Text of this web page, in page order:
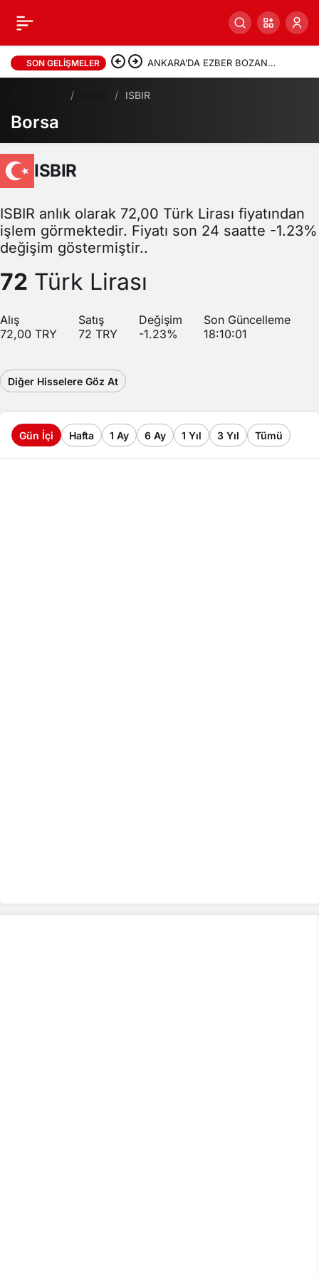
SON GELIŞMELER ANKARA’DA EZBER BOZAN
TEOPOLİTİK ANALİZ: “ÇİN-
ISBIR
Borsa
ISBIR
ISBIR anlık olarak 72,00 Türk Lirası fiyatından
işlem görmektedir. Fiyatı son 24 saatte -1.23%
değişim göstermiştir..
72 Türk Lirası
Alış
72,00 TRY
Satış
72 TRY
Değişim
-1.23%
Son Güncelleme
18:10:01
Diğer Hisselere Göz At
Gün İçi Hafta 1 Ay 6 Ay 1 Yıl 3 Yıl Tümü